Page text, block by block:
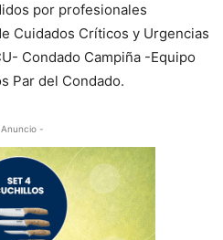
por profesionales
Cuidados Críticos y Urgencias
Condado Campiña -Equipo
Par del Condado.
-